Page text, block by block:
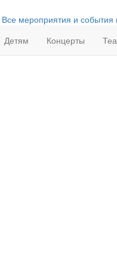
Все мероприятия и события
Детям Концерты